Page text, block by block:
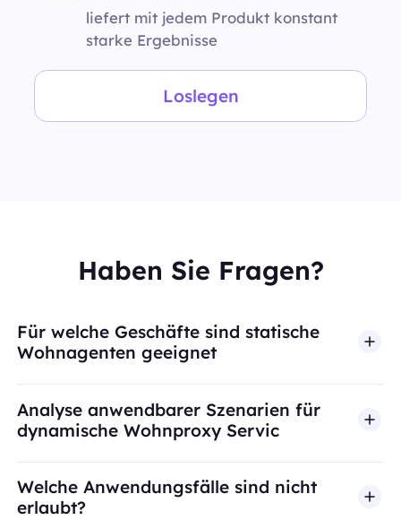
liefert mit jedem Produkt konstant
starke Ergebnisse
Loslegen
Haben Sie Fragen?
Für welche Geschäfte sind statische
Wohnagenten geeignet
Analyse anwendbarer Szenarien für
dynamische Wohnproxy Servic
Welche Anwendungsfälle sind nicht
erlaubt?